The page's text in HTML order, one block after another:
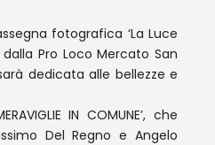
fotografica ‘La Luce
Pro Loco Mercato San
dedicata alle bellezze e
IN COMUNE’, che
Del Regno e Angelo